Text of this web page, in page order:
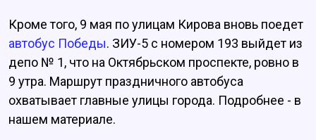
Кроме того, 9 мая по улицам Кирова вновь поедет
автобус Победы. ЗИУ-5 с номером 193 выйдет из
депо № 1, что на Октябрьском проспекте, ровно в
9 утра. Маршрут праздничного автобуса
охватывает главные улицы города. Подробнее - в
нашем материале.